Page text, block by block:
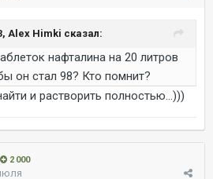
Alex Himki сказал:
нафталина на 20 литров
он стал 98? Кто помнит?
и растворить полностью...)))
2 000